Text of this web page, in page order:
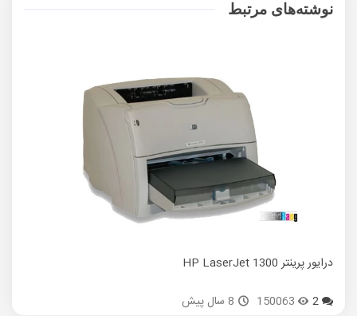
نوشته‌های مرتبط
درایور پرینتر HP LaserJet 1300
2
150063 8 سال پیش